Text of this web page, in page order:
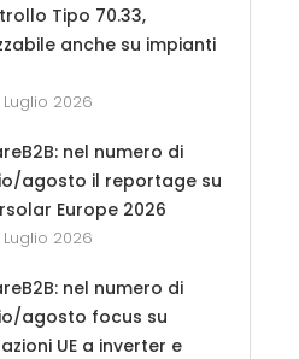
Tipo 70.33,
anche su impianti
Luglio 2026
nel numero di
agosto il reportage su
Europe 2026
Luglio 2026
nel numero di
agosto focus su
UE a inverter e